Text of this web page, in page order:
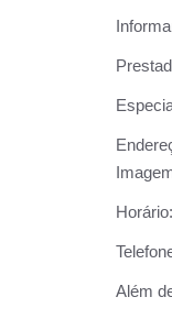
Horário:
Além